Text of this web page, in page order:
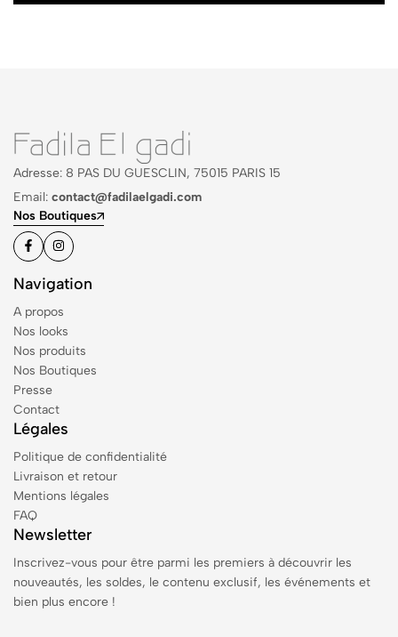
Adresse: 8 PAS DU GUESCLIN, 75015 PARIS 15
Email: contact@fadilaelgadi.com
Nos Boutiques
Navigation
A propos
Nos looks
Nos produits
Nos Boutiques
Presse
Contact
Légales
Politique de confidentialité
Livraison et retour
Mentions légales
FAQ
Newsletter
Inscrivez-vous pour être parmi les premiers à découvrir les
nouveautés, les soldes, le contenu exclusif, les événements et
bien plus encore !